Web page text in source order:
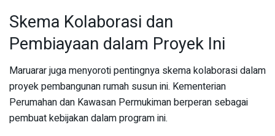
Skema Kolaborasi dan
Pembiayaan dalam Proyek Ini
Maruarar juga menyoroti pentingnya skema kolaborasi dalam
proyek pembangunan rumah susun ini. Kementerian
Perumahan dan Kawasan Permukiman berperan sebagai
pembuat kebijakan dalam program ini.